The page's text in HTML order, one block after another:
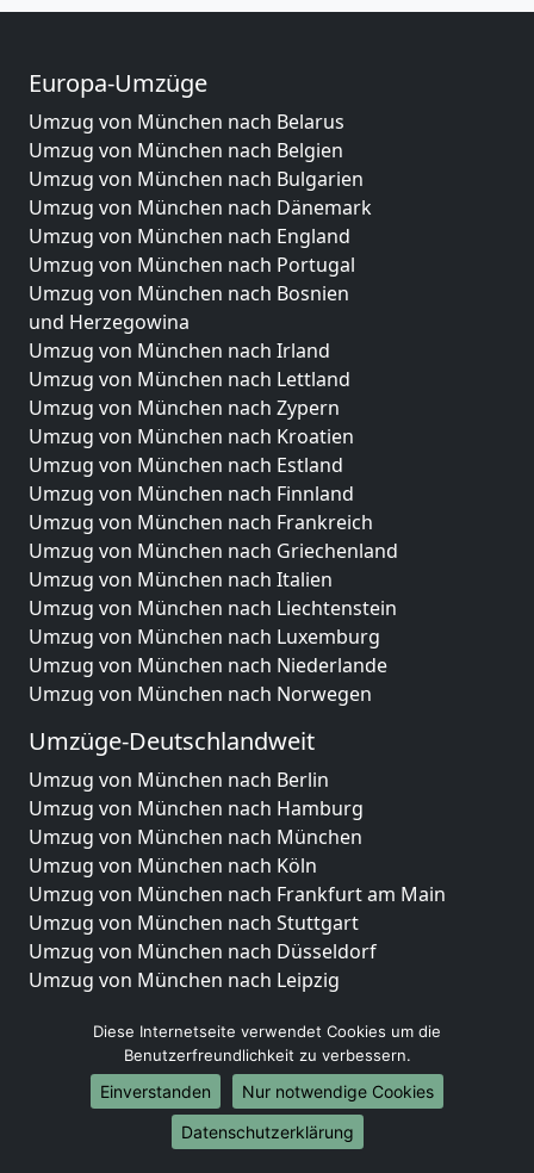
Europa-Umzüge
Umzug von München nach Belarus
Umzug von München nach Belgien
Umzug von München nach Bulgarien
Umzug von München nach Dänemark
Umzug von München nach England
Umzug von München nach Portugal
Umzug von München nach Bosnien
und Herzegowina
Umzug von München nach Irland
Umzug von München nach Lettland
Umzug von München nach Zypern
Umzug von München nach Kroatien
Umzug von München nach Estland
Umzug von München nach Finnland
Umzug von München nach Frankreich
Umzug von München nach Griechenland
Umzug von München nach Italien
Umzug von München nach Liechtenstein
Umzug von München nach Luxemburg
Umzug von München nach Niederlande
Umzug von München nach Norwegen
Umzüge-Deutschlandweit
Umzug von München nach Berlin
Umzug von München nach Hamburg
Umzug von München nach München
Umzug von München nach Köln
Umzug von München nach Frankfurt am Main
Umzug von München nach Stuttgart
Umzug von München nach Düsseldorf
Umzug von München nach Leipzig
Umzug von München nach Essen
Umzug von München nach Bremen
Umzug von München nach Dresden
Umzug von München nach Hannover
Umzug von München nach Nürnberg
Diese Internetseite verwendet Cookies um die
Benutzerfreundlichkeit zu verbessern.
Einverstanden
Nur notwendige Cookies
Datenschutzerklärung